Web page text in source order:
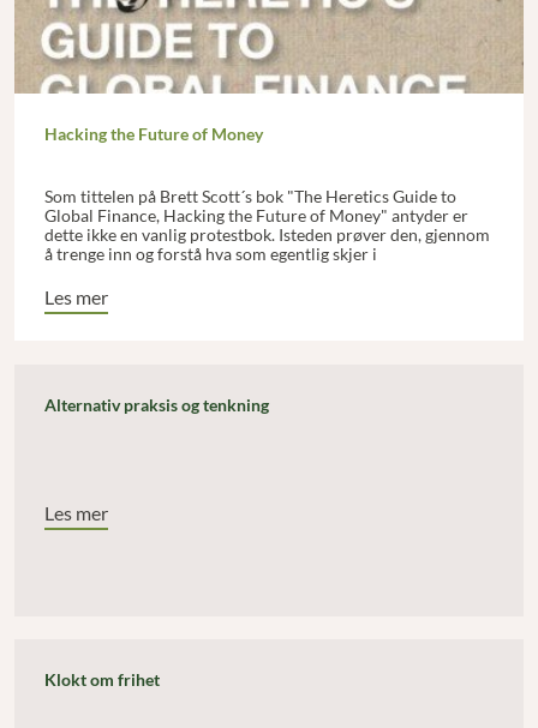
Hacking the Future of Money
Som tittelen på Brett Scott´s bok "The Heretics Guide to
Global Finance, Hacking the Future of Money" antyder er
dette ikke en vanlig protestbok. Isteden prøver den, gjennom
å trenge inn og forstå hva som egentlig skjer i
å prøve ut noen alternative løsninger.
Les mer
Alternativ praksis og tenkning
Les mer
Klokt om frihet